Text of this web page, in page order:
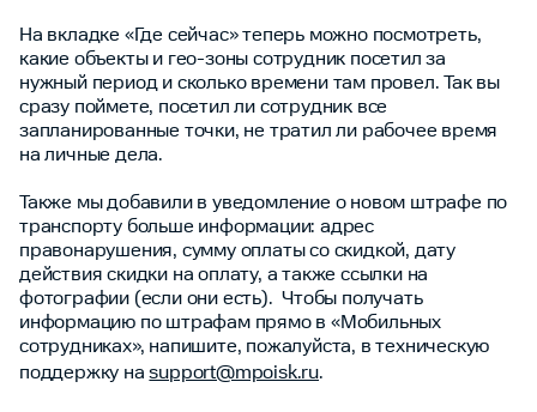
На вкладке «Где сейчас» теперь можно посмотреть,
какие объекты и гео-зоны сотрудник посетил за
нужный период и сколько времени там провел. Так вы
сразу поймете, посетил ли сотрудник все
запланированные точки, не тратил ли рабочее время
на личные дела.
Также мы добавили в уведомление о новом штрафе по
транспорту больше информации: адрес
правонарушения, сумму оплаты со скидкой, дату
действия скидки на оплату, а также ссылки на
фотографии (если они есть). Чтобы получать
информацию по штрафам прямо в «Мобильных
сотрудниках», напишите, пожалуйста, в техническую
поддержку наsupport@mpoisk.ru.